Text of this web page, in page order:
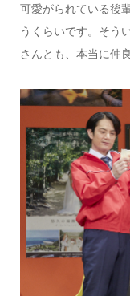
可愛がられている後
うくらいです。そう
さんとも、本当に仲